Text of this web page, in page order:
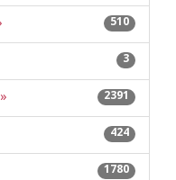
510
3
2391
424
1780